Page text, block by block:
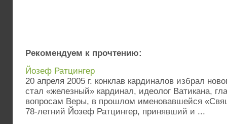
Рекомендуем к прочтению:
Йозеф Ратцингер
20 апреля 2005 г. конклав кардиналов избрал
стал «железный» кардинал, идеолог Ватикана,
вопросам Веры, в прошлом именовавшейся
78-летний Йозеф Ратцингер, принявший и ...